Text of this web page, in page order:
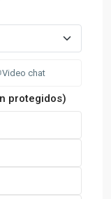
Video chat
protegidos)